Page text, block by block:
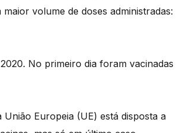
volume de doses administradas:
No primeiro dia foram vacinadas
Europeia (UE) está disposta a